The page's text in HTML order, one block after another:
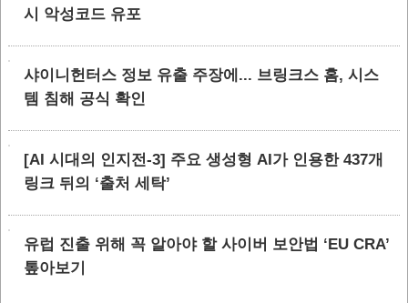
시 악성코드 유포
샤이니헌터스 정보 유출 주장에... 브링크스 홈, 시스
템 침해 공식 확인
[AI 시대의 인지전-3] 주요 생성형 AI가 인용한 437개
링크 뒤의 ‘출처 세탁’
유럽 진출 위해 꼭 알아야 할 사이버 보안법 ‘EU CRA’
톺아보기